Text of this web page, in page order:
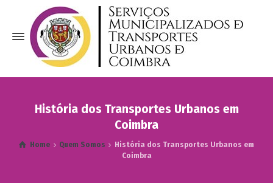
História dos Transportes Urbanos em
Coimbra
Home Quem Somos
História dos Transportes Urbanos em
Coimbra